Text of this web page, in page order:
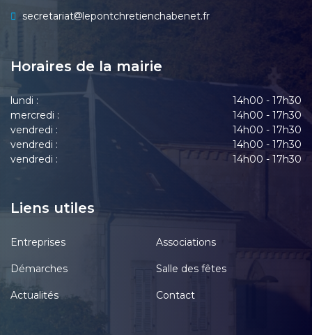
secretariat
lepontchretienchabenet.fr
Horaires de la mairie
lundi :
14h00 - 17h30
mercredi :
14h00 - 17h30
vendredi :
14h00 - 17h30
vendredi :
14h00 - 17h30
vendredi :
14h00 - 17h30
Liens utiles
Entreprises Associations
Démarches Salle des fêtes
Actualités Contact